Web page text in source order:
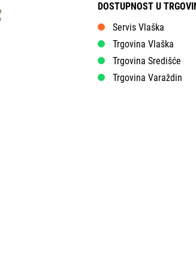
DOSTUPNOST U
Servis Vlaška
Trgovina Vlaška
Trgovina Središće
Trgovina Varaždin